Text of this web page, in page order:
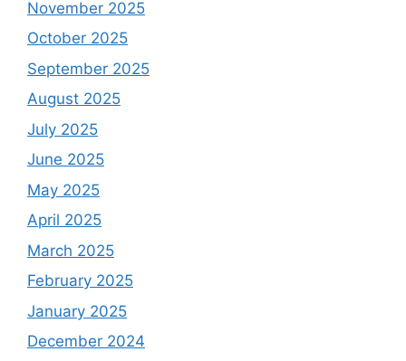
November 2025
October 2025
September 2025
August 2025
July 2025
June 2025
May 2025
April 2025
March 2025
February 2025
January 2025
December 2024